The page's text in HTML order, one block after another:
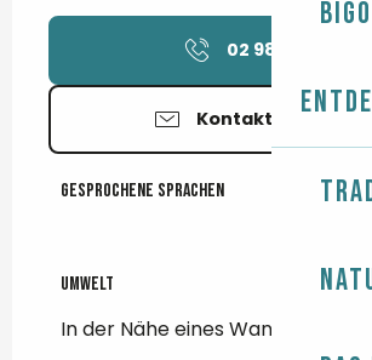
02 98 56 42
Kontaktieren Sie
Gesprochene Sprachen
Gesprochene Sprachen
Umwelt
Umwelt
In der Nähe eines Wanderwegs